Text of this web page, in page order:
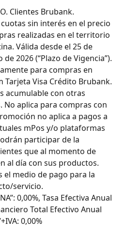
Clientes Brubank.
sin interés en el precio
realizadas en el territorio
Válida desde el 25 de
2026 (“Plazo de Vigencia”).
para compras en
Tarjeta Visa Crédito Brubank.
acumulable con otras
No aplica para compras con
no aplica a pagos a
mPos y/o plataformas
participar de la
que al momento de
al día con sus productos.
el medio de pago para la
servicio.
0,00%, Tasa Efectiva Anual
Total Efectivo Anual
0,00%